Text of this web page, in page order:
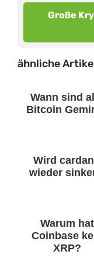
Große
ähnliche
Wann sind
Bitcoin
Wird
wieder
Warum hat
Coinbase
XRP?